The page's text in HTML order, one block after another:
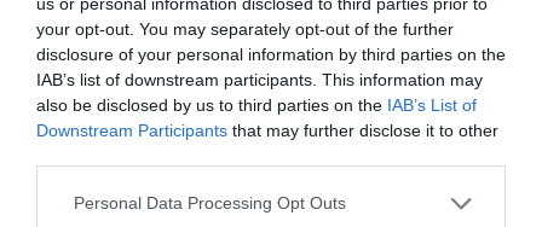
your opt-out. You may separately opt-out of the further
disclosure of your personal information by third parties on the
IAB’s list of downstream participants. This information may
also be disclosed by us to third parties on the IAB’s List of
Downstream Participants that may further disclose it to other
Personal Data Processing Opt Outs
ΔΕΊΤΕ ΕΠΊΣΗΣ...